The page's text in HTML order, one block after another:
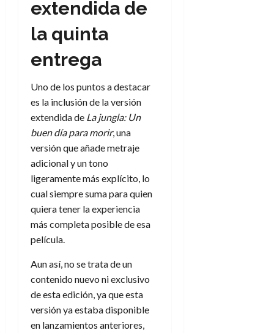
extendida de
la quinta
entrega
Uno de los puntos a destacar
es la inclusión de la versión
extendida de La jungla: Un
buen día para morir, una
versión que añade metraje
adicional y un tono
ligeramente más explícito, lo
cual siempre suma para quien
quiera tener la experiencia
más completa posible de esa
película.
Aun así, no se trata de un
contenido nuevo ni exclusivo
de esta edición, ya que esta
versión ya estaba disponible
en lanzamientos anteriores,